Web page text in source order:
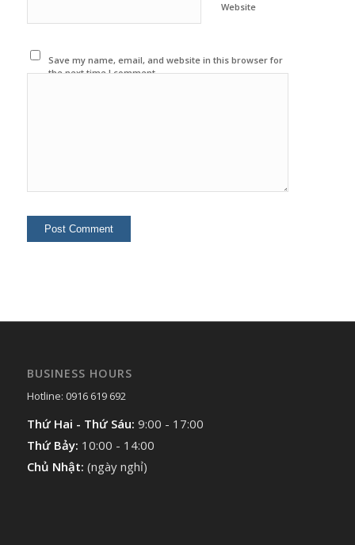
Website
Save my name, email, and website in this browser for
the next time I comment.
BUSINESS HOURS
Hotline: 0916 619 692
Thứ Hai - Thứ Sáu: 9:00 - 17:00
Thứ Bảy: 10:00 - 14:00
Chủ Nhật: (ngày nghỉ)